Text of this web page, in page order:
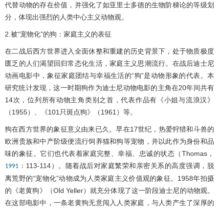
代替动物的存在价值，并强化了如亚里士多德的生物阶梯论的等级划
分，体现出强烈的人类中心主义动物观。
2.被“宠物化”的狗：家庭主义的表征
在二战后西方世界进入全面休整和重建的历史背景下，处于物质极度
匮乏的人们渴望回归常态化生活，家庭主义思潮流行。在战后迪士尼
动画电影中，象征家庭团结与幸福生活的“狗”是动物形象的代表。本
研究统计发现，这一时期狗作为迪士尼动物电影的主角在20年间共有
14次，位列所有动物主角类别之首，代表作品有《小姐与流浪汉》
（1955）、《101只斑点狗》（1961）等。
狗在西方世界的象征意义由来已久。早在17世纪，热爱狩猎和斗兽的
欧洲贵族和中产阶级便流行饲养猫和狗等宠物，并以此作为身份和品
味的象征。它们也代表着家庭完整、幸福、忠诚的状态（Thomas，
1991 ：113-114）。随着战后对家庭繁荣和亲密关系的高度强调，脱
离荒野的“宠物化”动物成为人类家庭主义价值观的象征。1958年拍摄
的《老黄狗》（Old Yeller）就充分体现了这一阶段迪士尼的动物观。
在这部电影中，一条老黄狗无意闯入人类家庭，与人类产生了深厚的